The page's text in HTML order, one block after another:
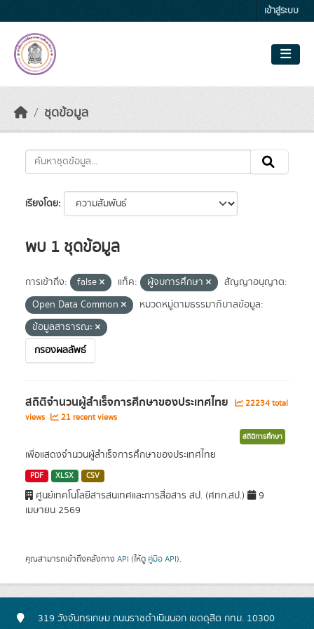
เข้าสู่ระบบ
ชุดข้อมูล
เรียงโดย
พบ 1 ชุดข้อมูล
การเข้าถึง: false แท็ค: ผู้จบการศึกษา
สัญญาอนุญาต:
Open Data Common
หมวดหมู่ตามธรรมาภิบาลข้อมูล:
ข้อมูลสาธารณะ
กรองผลลัพธ์
สถิติจำนวนผู้สำเร็จการศึกษาของประเทศไทย
22234 total
views
21 recent views
สถิติการศึกษา
เพื่อแสดงจำนวนผู้สำเร็จการศึกษาของประเทศไทย
PDF XLSX CSV
ศูนย์เทคโนโลยีสารสนเทศและการสื่อสาร สป. (ศทก.สป.)
9
เมษายน 2569
คุณสามารถเข้าถึงคลังทาง API (ให้ดู คู่มือ API).
319 วังจันทรเกษม ถนนราชดำเนินนอก เขตดุสิต กทม. 10300